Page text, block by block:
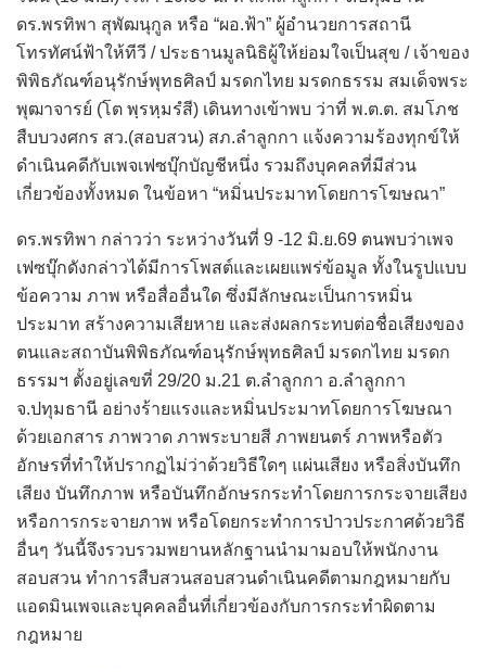
ดร.พรทิพา สุพัฒนุกูล หรือ “ผอ.ฟ้า” ผู้อำนวยการสถานี
โทรทัศน์ฟ้าให้ทีวี / ประธานมูลนิธิผู้ให้ย่อมใจเป็นสุข / เจ้าของ
พิพิธภัณฑ์อนุรักษ์พุทธศิลป์ มรดกไทย มรดกธรรม สมเด็จพระ
พุฒาจารย์ (โต พฺรหฺมรํสี) เดินทางเข้าพบ ว่าที่ พ.ต.ต. สมโภช
สืบบวงศกร สว.(สอบสวน) สภ.ลำลูกกา แจ้งความร้องทุกข์ให้
ดำเนินคดีกับเพจเฟซบุ๊กบัญชีหนึ่ง รวมถึงบุคคลที่มีส่วน
เกี่ยวข้องทั้งหมด ในข้อหา “หมิ่นประมาทโดยการโฆษณา”
ดร.พรทิพา กล่าวว่า ระหว่างวันที่ 9 -12 มิ.ย.69 ตนพบว่าเพจ
เฟซบุ๊กดังกล่าวได้มีการโพสต์และเผยแพร่ข้อมูล ทั้งในรูปแบบ
ข้อความ ภาพ หรือสื่ออื่นใด ซึ่งมีลักษณะเป็นการหมิ่น
ประมาท สร้างความเสียหาย และส่งผลกระทบต่อชื่อเสียงของ
ตนและสถาบันพิพิธภัณฑ์อนุรักษ์พุทธศิลป์ มรดกไทย มรดก
ธรรมฯ ตั้งอยู่เลขที่ 29/20 ม.21 ต.ลำลูกกา อ.ลำลูกกา
จ.ปทุมธานี อย่างร้ายแรงและหมิ่นประมาทโดยการโฆษณา
ด้วยเอกสาร ภาพวาด ภาพระบายสี ภาพยนตร์ ภาพหรือตัว
อักษรที่ทำให้ปรากฏไม่ว่าด้วยวิธีใดๆ แผ่นเสียง หรือสิ่งบันทึก
เสียง บันทึกภาพ หรือบันทึกอักษรกระทำโดยการกระจายเสียง
หรือการกระจายภาพ หรือโดยกระทำการป่าวประกาศด้วยวิธี
อื่นๆ วันนี้จึงรวบรวมพยานหลักฐานนำมามอบให้พนักงาน
สอบสวน ทำการสืบสวนสอบสวนดำเนินคดีตามกฎหมายกับ
แอดมินเพจและบุคคลอื่นที่เกี่ยวข้องกับการกระทำผิดตาม
กฎหมาย